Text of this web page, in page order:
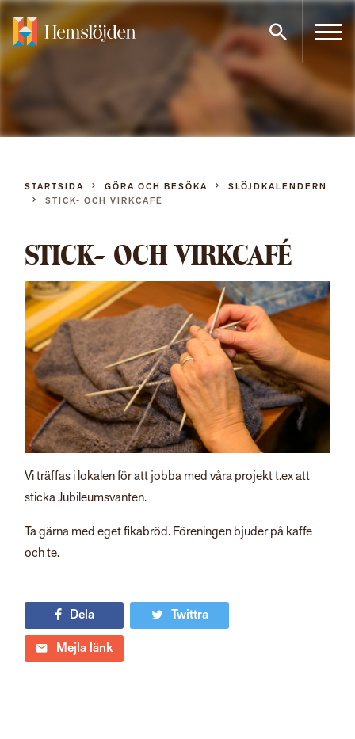
Gå
direkt
innehållet
STARTSIDA GÖRA OCH BESÖKA
SLÖJDKALENDERN
STICK- OCH VIRKCAFÉ
STICK- OCH VIRKCAFÉ
Vi träffas i lokalen för att jobba med våra projekt t.ex att
sticka Jubileumsvanten.
Ta gärna med eget fikabröd. Föreningen bjuder på kaffe
och te.
Dela
Twittra
Mejla länk